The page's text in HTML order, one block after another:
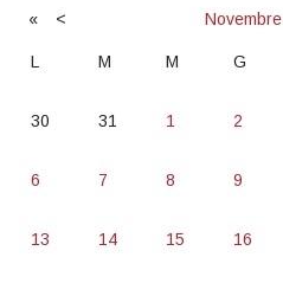
« < Novembre
L M M G
30 31 1 2
6 7 8 9
13 14 15 16